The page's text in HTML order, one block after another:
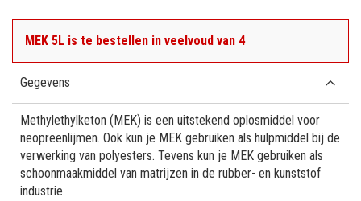
MEK 5L is te bestellen in veelvoud van 4
Gegevens
Methylethylketon (MEK) is een uitstekend oplosmiddel voor
neopreenlijmen. Ook kun je MEK gebruiken als hulpmiddel bij de
verwerking van polyesters. Tevens kun je MEK gebruiken als
schoonmaakmiddel van matrijzen in de rubber- en kunststof
industrie.